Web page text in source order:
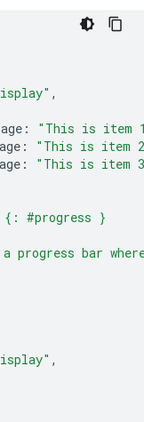
,
:
"This is item
:
"This is item
:
"This is item
{: #progress }
progress bar
,